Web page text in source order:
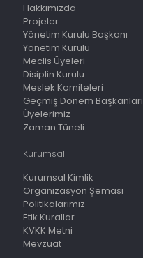
Hakkımızda
Projeler
Yönetim Kurulu Başkanı
Yönetim Kurulu
Meclis Üyeleri
Disiplin Kurulu
Meslek Komiteleri
Geçmiş Dönem Başkanları
Üyelerimiz
Zaman Tüneli
Kurumsal
Kurumsal Kimlik
Organizasyon Şeması
Politikalarımız
Etik Kurallar
KVKK Metni
Mevzuat